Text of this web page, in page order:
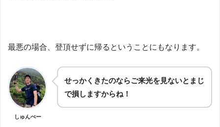
最悪の場合、登頂せずに帰るということにもなります。
しゅんぺー
せっかくきたのならご来光を見ないとまじ
で損しますからね！